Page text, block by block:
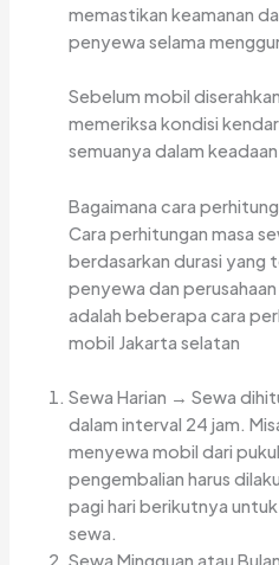
memastikan keamanan
penyewa selama
Sebelum mobil
memeriksa kondisi
semuanya dalam
Bagaimana cara
Cara perhitungan masa
berdasarkan durasi yang
penyewa dan
adalah beberapa cara
mobil Jakarta selatan
Sewa Harian → Sewa
dalam interval 24 jam.
menyewa mobil dari
pengembalian harus
pagi hari berikutnya
sewa.
Sewa Mingguan atau